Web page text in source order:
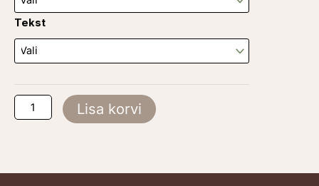
Tekst
Lisa korvi